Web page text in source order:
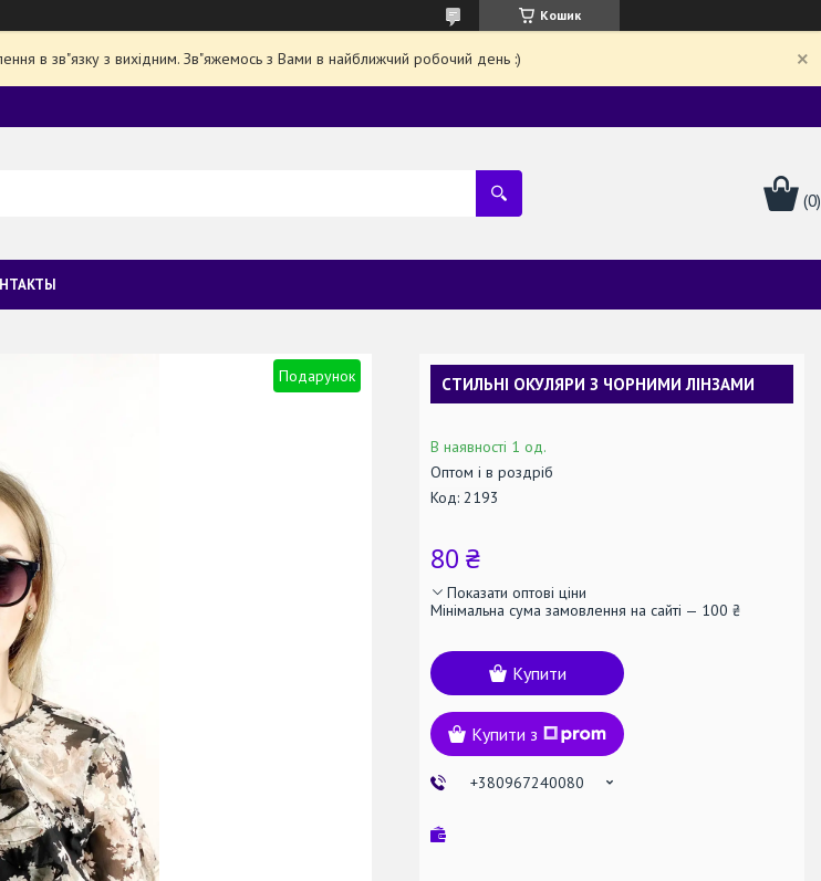
Кошик
в зв"язку з вихідним. Зв"яжемось з Вами в найближчий робочий день :)
Подарунок СТИЛЬНІ ОКУЛЯРИ З ЧОРНИМИ ЛІНЗАМИ
В наявності 1 од.
Оптом і в роздріб
Код: 2193
80 ₴
Показати оптові ціни
Мінімальна сума замовлення на сайті — 100 ₴
Купити
Купити з
+380967240080